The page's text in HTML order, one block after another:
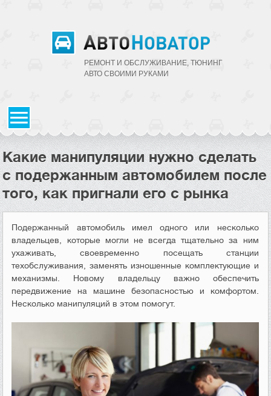
РЕМОНТ И ОБСЛУЖИВАНИЕ, ТЮНИНГ
АВТО CВОИМИ РУКАМИ
Какие манипуляции нужно сделать
с подержанным автомобилем после
того, как пригнали его с рынка
Подержанный автомобиль имел одного или несколько
владельцев, которые могли не всегда тщательно за ним
ухаживать, своевременно посещать станции
техобслуживания, заменять изношенные комплектующие и
механизмы. Новому владельцу важно обеспечить
передвижение на машине безопасностью и комфортом.
Несколько манипуляций в этом помогут.